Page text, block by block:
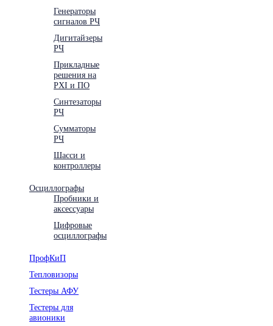
Генераторы
сигналов РЧ
Дигитайзеры
РЧ
Прикладные
решения на
PXI и ПО
Синтезаторы
РЧ
Сумматоры
РЧ
Шасси и
контроллеры
Осциллографы
Пробники и
аксессуары
Цифровые
осциллографы
ПрофКиП
Тепловизоры
Тестеры АФУ
Тестеры для
авионики